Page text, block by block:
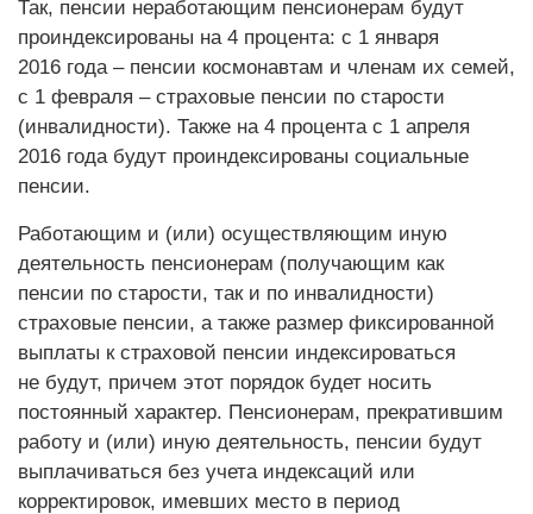
Так, пенсии неработающим пенсионерам будут
проиндексированы на 4 процента: с 1 января
2016 года – пенсии космонавтам и членам их семей,
с 1 февраля – страховые пенсии по старости
(инвалидности). Также на 4 процента с 1 апреля
2016 года будут проиндексированы социальные
пенсии.
Работающим и (или) осуществляющим иную
деятельность пенсионерам (получающим как
пенсии по старости, так и по инвалидности)
страховые пенсии, а также размер фиксированной
выплаты к страховой пенсии индексироваться
не будут, причем этот порядок будет носить
постоянный характер. Пенсионерам, прекратившим
работу и (или) иную деятельность, пенсии будут
выплачиваться без учета индексаций или
корректировок, имевших место в период